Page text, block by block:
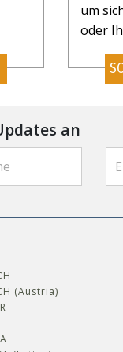
um
oder
an
(Austria)